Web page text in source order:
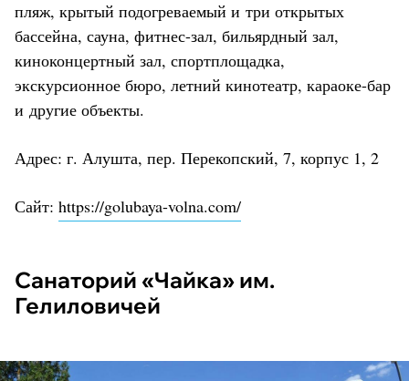
пляж, крытый подогреваемый и три открытых
бассейна, сауна, фитнес-зал, бильярдный зал,
киноконцертный зал, спортплощадка,
экскурсионное бюро, летний кинотеатр, караоке-бар
и другие объекты.
Адрес: г. Алушта, пер. Перекопский, 7, корпус 1, 2
Сайт: https://golubaya-volna.com/
Санаторий «Чайка» им.
Гелиловичей